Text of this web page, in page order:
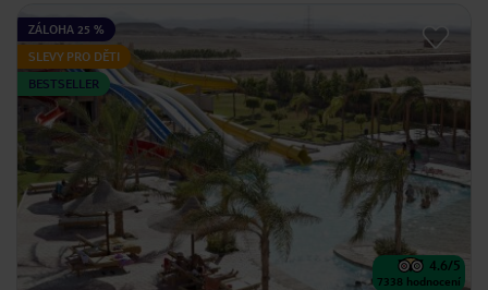
ZÁLOHA 25 %
SLEVY PRO DĚTI
BESTSELLER
4.6/5
7338 hodnocení